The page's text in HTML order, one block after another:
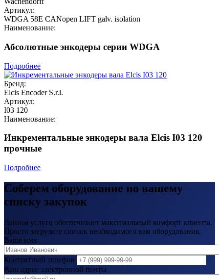
Артикул:
WDGA 58E CANopen LIFT galv. isolation
Наименование:
Абсолютные энкодеры серии WDGA
Подробнее
Бренд:
Elcis Encoder S.r.l.
Артикул:
I03 120
Наименование:
Инкрементальные энкодеры вала Elcis I03 120
прочные
Подробнее
Соберем оборудование по вашему
списку закупок
Данная услуга обеспечивает максимальный комфорт клиента.
Просто загрузите список необходимого вам оборудования.
Ваше имя
Контактный телефон
Ваш адрес электронной почты